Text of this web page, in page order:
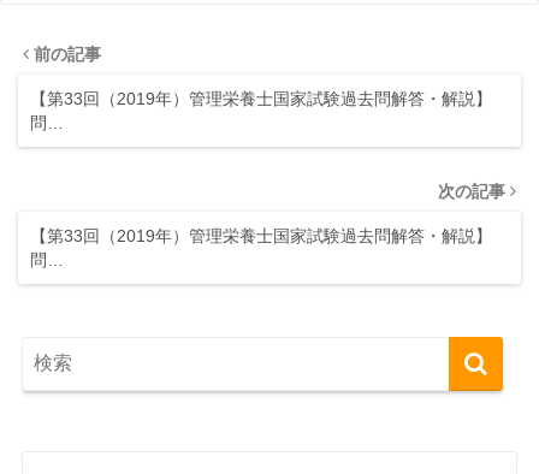
前の記事
【第33回（2019年）管理栄養士国家試験過去問解答・解説】
問…
次の記事
【第33回（2019年）管理栄養士国家試験過去問解答・解説】
問…